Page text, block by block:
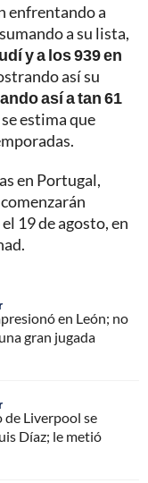
enfrentando a
a su lista,
y a los 939 en
así su
así a tan 61
estima que
en Portugal,
19 de agosto, en
en León; no
gran jugada
de Liverpool se
Díaz; le metió